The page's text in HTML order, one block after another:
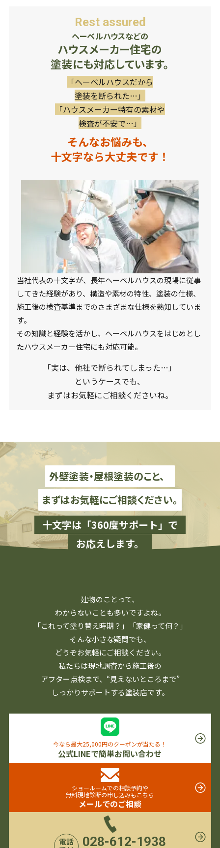
Rest assured
ヘーベルハウスなどの
ハウスメーカー住宅の
塗装にも対応しています。
「ヘーベルハウスだから
塗装を断られた…」
「ハウスメーカー特有の素材や
検査が不安で…」
そんなお悩みも、
十文字なら大丈夫です！
当社代表の十文字が、長年ヘーベルハウスの現場に従事
してきた経験があり、構造や素材の特性、塗装の仕様、
施工後の検査基準までのさまざまな仕様を熟知していま
す。
その知識と経験を活かし、ヘーベルハウスをはじめとし
たハウスメーカー住宅にも対応可能。
「実は、他社で断られてしまった…」
というケースでも、
まずはお気軽にご相談くださいね。
外壁塗装・屋根塗装のこと、
まずはお気軽にご相談ください。
十文字は「360度サポート」で
お応えします。
建物のことって、
わからないことも多いですよね。
「これって塗り替え時期？」「家健って何？」
そんな小さな疑問でも、
どうぞお気軽にご相談ください。
私たちは現地調査から施工後の
アフター点検まで、 “見えないところまで”
しっかりサポートする塗装店です。
今なら最大25,000円のクーポンが当たる！
公式LINEで簡単お問い合わせ
ショールームでの相談予約や
無料現地診断の申し込みもこちら
メールでのご相談
電話
028-612-1938